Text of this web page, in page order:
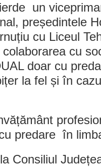
un
președintele
cu Liceul
cu
doar cu
la fel și în
predare în
Consiliul